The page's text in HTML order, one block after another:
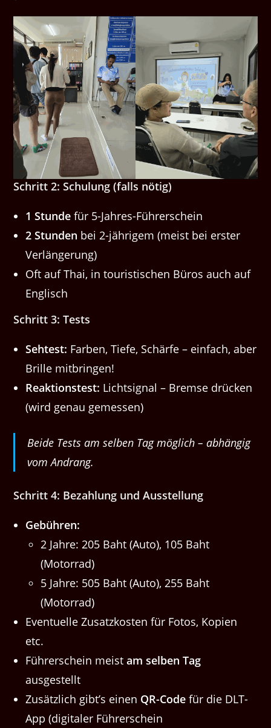
Schritt 2: Schulung (falls nötig)
1 Stunde für 5-Jahres-Führerschein
2 Stunden bei 2-jährigem (meist bei erster
Verlängerung)
Oft auf Thai, in touristischen Büros auch auf
Englisch
Schritt 3: Tests
Sehtest: Farben, Tiefe, Schärfe – einfach, aber
Brille mitbringen!
Reaktionstest: Lichtsignal – Bremse drücken
(wird genau gemessen)
Beide Tests am selben Tag möglich – abhängig
vom Andrang.
Schritt 4: Bezahlung und Ausstellung
Gebühren:
2 Jahre: 205 Baht (Auto), 105 Baht
(Motorrad)
5 Jahre: 505 Baht (Auto), 255 Baht
(Motorrad)
Eventuelle Zusatzkosten für Fotos, Kopien
etc.
Führerschein meistam selben Tag
ausgestellt
Zusätzlich gibt’s einen QR-Code für die DLT-
App (digitaler Führerschein